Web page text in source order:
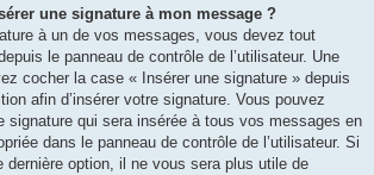
une signature à mon message ?
à un de vos messages, vous devez tout
le panneau de contrôle de l’utilisateur. Une
cocher la case « Insérer une signature » depuis
afin d’insérer votre signature. Vous pouvez
signature qui sera insérée à tous vos messages en
dans le panneau de contrôle de l’utilisateur. Si
option, il ne vous sera plus utile de